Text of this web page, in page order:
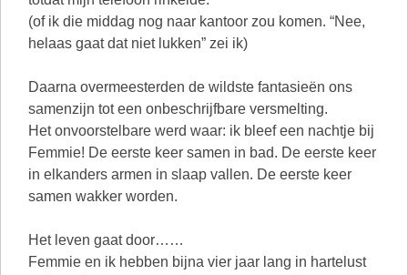
(of ik die middag nog naar kantoor zou komen. “Nee,
helaas gaat dat niet lukken” zei ik)
Daarna overmeesterden de wildste fantasieën ons
samenzijn tot een onbeschrijfbare versmelting.
Het onvoorstelbare werd waar: ik bleef een nachtje bij
Femmie! De eerste keer samen in bad. De eerste keer
in elkanders armen in slaap vallen. De eerste keer
samen wakker worden.
Het leven gaat door……
Femmie en ik hebben bijna vier jaar lang in hartelust